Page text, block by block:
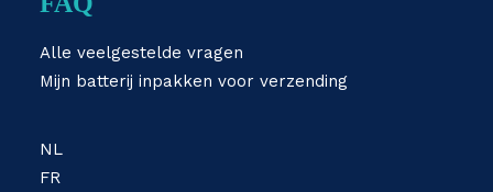
Alle veelgestelde vragen
Mijn batterij inpakken voor verzending
NL
FR